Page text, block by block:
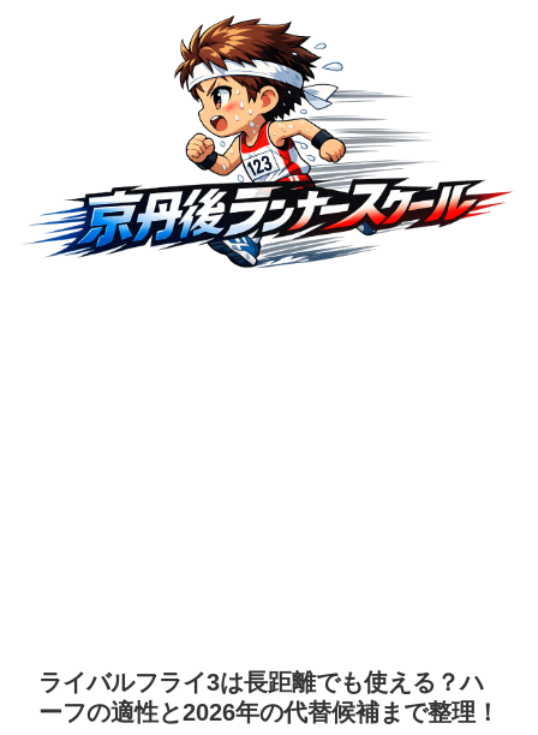
ライバルフライ3は長距離でも使える？ハ
ーフの適性と2026年の代替候補まで整理！